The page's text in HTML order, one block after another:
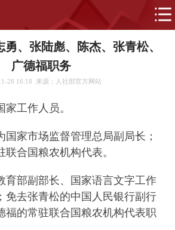
勇、张陆彪、陈杰、张青松、
广德福职务
28 16:18 来源：人社部官方网站
工作人员。
家市场监督管理总局副局长；
合国粮农机构代表。
部副部长、国家语言文字工作
免去张青松的中国人民银行副行
福的常驻联合国粮农机构代表职